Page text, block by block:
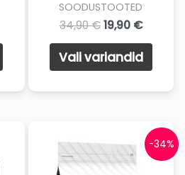
Sellel
tootel
SOODUSTOOTED
34,90€ 19,90 €
Vali variandid
Sellel
saab
-34%